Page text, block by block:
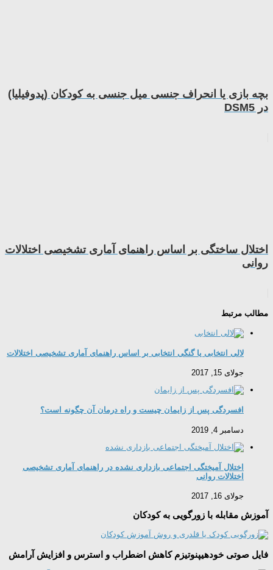
بچه بازی یا انحراف جنسی میل جنسی به کودکان (پدوفیلیا)
در DSM5
اختلال ساختگی بر اساس راهنمای آماری تشخیصی اختلالات
روانی
مطالب مرتبط
لالی انتخابی یا گنگی انتخابی بر اساس راهنمای آماری تشخیصی اختلالات
جولای 15, 2017
افسردگی پس از زايمان چیست و راه درمان آن چگونه است؟
دسامبر 4, 2019
اختلال آمیختگی اجتماعی بازداری نشده در راهنمای آماری تشخیصی
اختلالات روانی
جولای 16, 2017
آموزش مقابله با زورگویی به کودکان
فایل صوتی خودهیپنوتیزم کاهش اضطراب و استرس و افزایش آرامش